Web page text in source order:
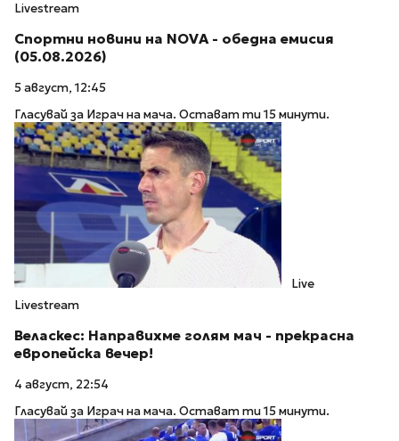
Livestream
Спортни новини на NOVA - обедна емисия
(05.08.2026)
5 август, 12:45
Гласувай за Играч на мача. Остават ти 15 минути.
Live
Livestream
Веласкес: Направихме голям мач - прекрасна
европейска вечер!
4 август, 22:54
Гласувай за Играч на мача. Остават ти 15 минути.